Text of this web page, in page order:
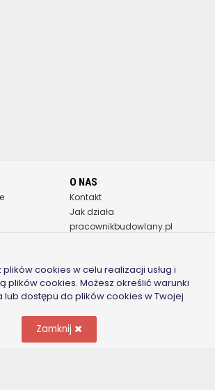
cookies w celu realizacji usług i
plików cookies. Możesz określić warunki
dostępu do plików cookies w Twojej
Zamknij
O NAS
Kontakt
Jak działa
pracownikbudowlany.pl
JAK ZACZĄĆ
Rejestracja
Zaloguj
Blog